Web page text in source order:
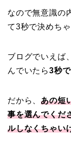
なので無意識の
て3秒で決めち
ブログでいえば
んでいたら3秒
だから、あの短
事を選んでくだ
ルしなくちゃい